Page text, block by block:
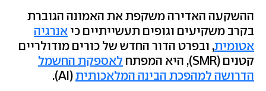
ההשקעה האדירה משקפת את האמונה הגוברת
בקרב משקיעים וגופים תעשייתיים כיאנרגיה
אטומית, ובפרט הדור החדש של כורים מודולריים
קטנים (SMR), היא המפתח
לאספקת החשמל
הדרושה למהפכת הבינה המלאכותית(AI).